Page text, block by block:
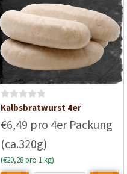
B
w
e
r
t
Kalbsbratwurst 4er
€6,49 pro 4er Packung
(ca.320g)
(€20,28 pro 1 kg)